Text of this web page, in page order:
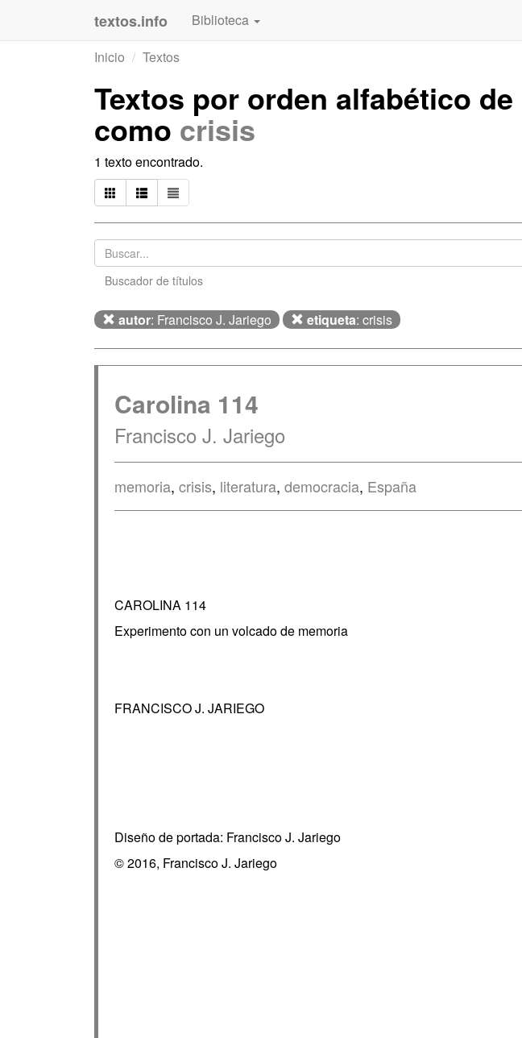
textos.info Biblioteca
Inicio
Textos
Textos por orden alfabético de
como crisis
1 texto encontrado.
Buscador de títulos
autor: Francisco J. Jariego etiqueta: crisis
Carolina 114
Francisco J. Jariego
memoria, crisis, literatura, democracia, España
CAROLINA 114
Experimento con un volcado de memoria
FRANCISCO J. JARIEGO
Diseño de portada: Francisco J. Jariego
© 2016, Francisco J. Jariego